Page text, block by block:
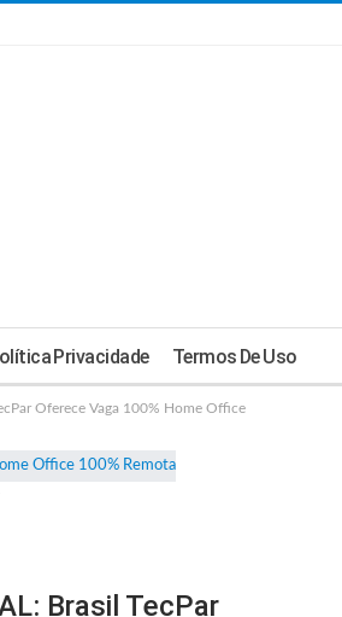
Privacidade Termos De Uso
Oferece Vaga 100% Home Office
Brasil TecPar